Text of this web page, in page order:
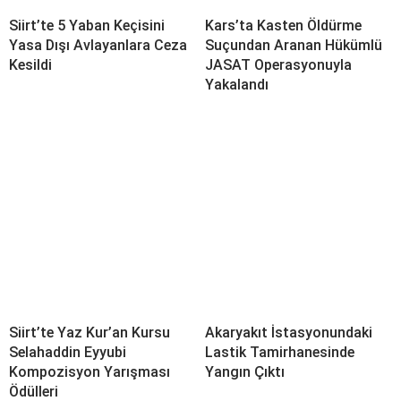
Siirt’te 5 Yaban Keçisini
Yasa Dışı Avlayanlara Ceza
Kesildi
Kars’ta Kasten Öldürme
Suçundan Aranan Hükümlü
JASAT Operasyonuyla
Yakalandı
Siirt’te Yaz Kur’an Kursu
Selahaddin Eyyubi
Kompozisyon Yarışması
Ödülleri
Akaryakıt İstasyonundaki
Lastik Tamirhanesinde
Yangın Çıktı